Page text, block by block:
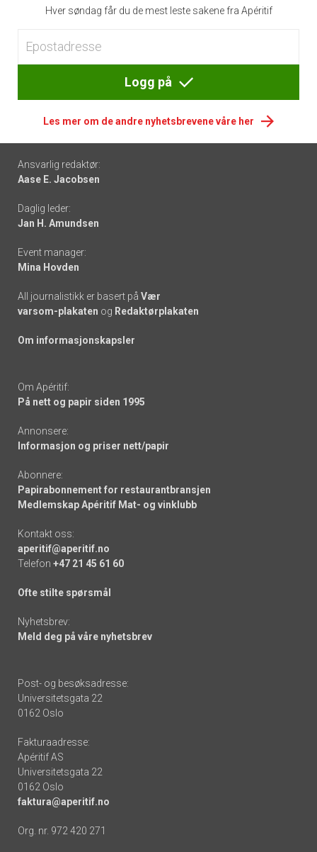
Hver søndag får du de mest leste sakene fra Apéritif
Logg på
Les mer om de andre nyhetsbrevene våre her
Footer
-
links
Ansvarlig redaktør:
Aase E. Jacobsen
Daglig leder:
Jan H. Amundsen
Event manager:
Mina Hovden
All journalistikk er basert på Vær
varsom-plakaten og Redaktørplakaten
Om informasjonskapsler
Om Apéritif:
På nett og papir siden 1995
Annonsere:
Informasjon og priser nett/papir
Abonnere:
Papirabonnement for restaurantbransjen
Medlemskap Apéritif Mat- og vinklubb
Kontakt oss:
aperitif@aperitif.no
Telefon +47 21 45 61 60
Ofte stilte spørsmål
Nyhetsbrev:
Meld deg på våre nyhetsbrev
Post- og besøksadresse:
Universitetsgata 22
0162 Oslo
Fakturaadresse:
Apéritif AS
Universitetsgata 22
0162 Oslo
faktura@aperitif.no
Org. nr. 972 420 271